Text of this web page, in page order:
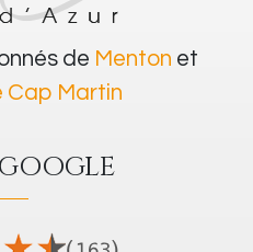
de Menton et
Cap Martin